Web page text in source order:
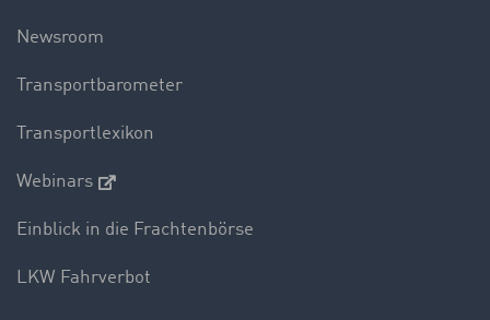
Newsroom
Transportbarometer
Transportlexikon
Webinars
Einblick in die Frachtenbörse
LKW Fahrverbot